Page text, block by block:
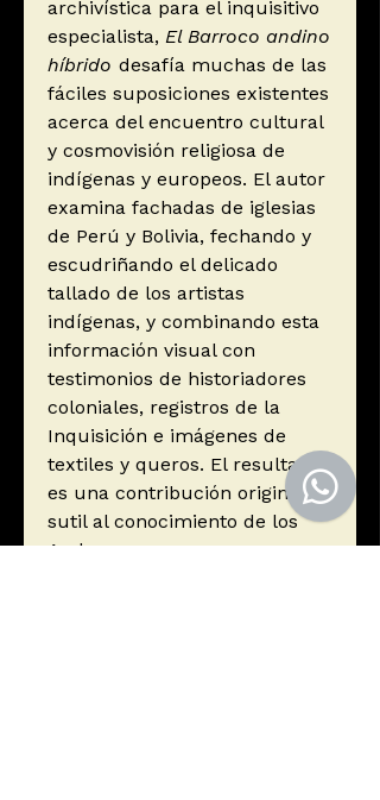
archivística para el inquisitivo
especialista, El Barroco andino
híbrido desafía muchas de las
fáciles suposiciones existentes
acerca del encuentro cultural
y cosmovisión religiosa de
indígenas y europeos. El autor
examina fachadas de iglesias
de Perú y Bolivia, fechando y
escudriñando el delicado
tallado de los artistas
indígenas, y combinando esta
información visual con
testimonios de historiadores
coloniales, registros de la
Inquisición e imágenes de
textiles y queros. El resultado
es una contribución original y
sutil al conocimiento de los
Andes.